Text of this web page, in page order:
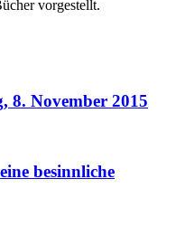
vorgestellt.
8. November 2015
besinnliche